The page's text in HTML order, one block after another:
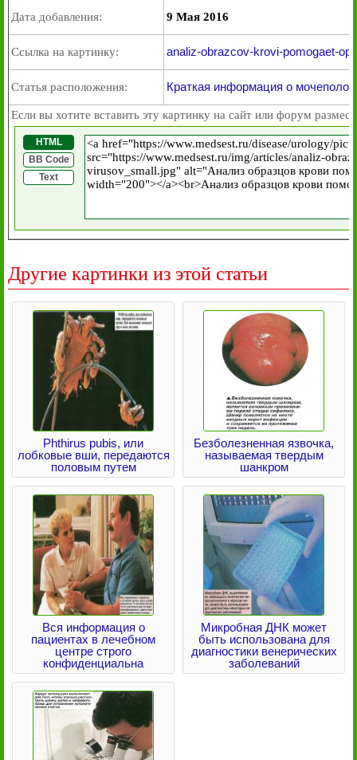
Дата добавления: 9 Мая 2016
Ссылка на картинку: analiz-obrazcov-krovi-pomogaet-
Статья расположения: Краткая информация о
Если вы хотите вставить эту картинку на сайт или форум
HTML
BB Code
Text
Другие картинки из этой статьи
Phthirus pubis, или
лобковые вши, передаются
половым путем
Безболезненная язвочка,
называемая твердым
шанкром
Вся информация о
пациентах в лечебном
центре строго
конфиденциальна
Микробная ДНК может
быть использована для
диагностики венерических
заболеваний